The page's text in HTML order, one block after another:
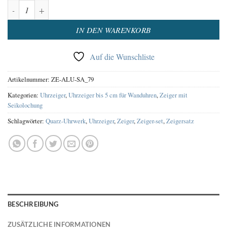
Uhrzeiger Satz Aluminium Gold Menge
IN DEN WARENKORB
Alternative:
Auf die Wunschliste
Artikelnummer: ZE-ALU-SA_79
Kategorien: Uhrzeiger,Uhrzeiger bis 5 cm für Wanduhren,Zeiger mit
Seikolochung
Schlagwörter: Quarz-Uhrwerk,Uhrzeiger,Zeiger,Zeiger-set,Zeigersatz
BESCHREIBUNG
ZUSÄTZLICHE INFORMATIONEN